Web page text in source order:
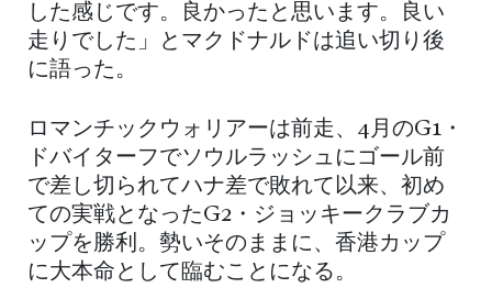
した感じです。良かったと思います。良い
走りでした」とマクドナルドは追い切り後
に語った。
ロマンチックウォリアーは前走、4月のG1・
ドバイターフでソウルラッシュにゴール前
で差し切られてハナ差で敗れて以来、初め
ての実戦となったG2・ジョッキークラブカ
ップを勝利。勢いそのままに、香港カップ
に大本命として臨むことになる。